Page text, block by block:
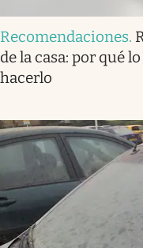
Recomendaciones.
de la casa: por qué
hacerlo